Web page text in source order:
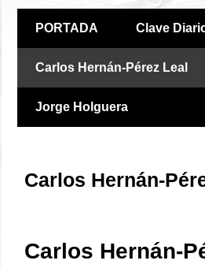
PORTADA Clave
Carlos Hernán-Pérez Leal
Jorge Holguera
Carlos Hernán-
Carlos Hernán-